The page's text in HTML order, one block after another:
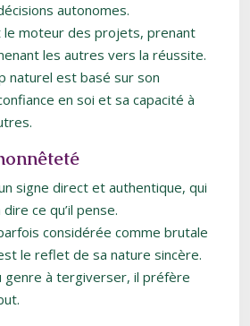
autonomes.
le moteur des projets, prenant
les autres vers la réussite.
naturel est basé sur son
en soi et sa capacité à
signe direct et authentique, qui
ce qu’il pense.
considérée comme brutale
le reflet de sa nature sincère.
genre à tergiverser, il préfère